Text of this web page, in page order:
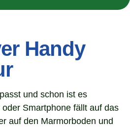
Handy
und schon ist es
Smartphone fällt auf das
auf den Marmorboden und